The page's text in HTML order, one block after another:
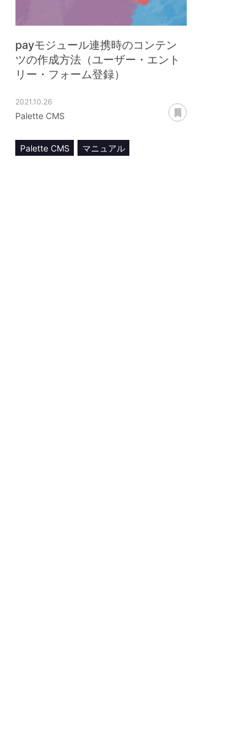
payモジュール連携時のコンテン
ツの作成方法（ユーザー・エント
リー・フォーム登録）
2021.10.26
Palette CMS
Palette CMS
マニュアル